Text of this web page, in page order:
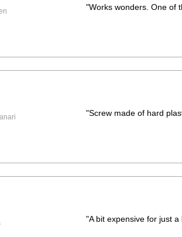
"Works wonders. One of
"Screw made of hard
"A bit expensive for just